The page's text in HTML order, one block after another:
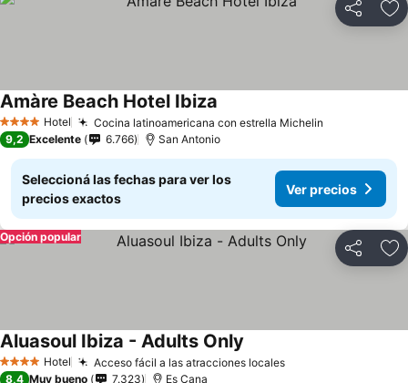
Compartir
4 EstrellasHotel Cocina latinoamericana con estrella Michelin
Amàre Beach Hotel Ibiza
9,2 Excelente 6.766 San Antonio
Seleccioná las fechas para ver los
precios exactos
Ver precios
Compartir
Opción popular
4 EstrellasHotel Acceso fácil a las atracciones locales
Aluasoul Ibiza - Adults Only
8,4 Muy bueno 7.323 Es Cana